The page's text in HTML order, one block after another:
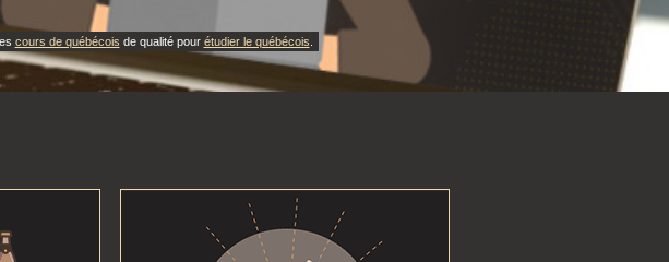
cours de québécois de qualité pour étudier le québécois